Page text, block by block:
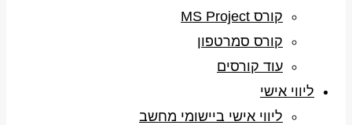
קורס MS Project
קורס סמרטפון
עוד קורסים
ליווי אישי
ליווי אישי ביישומי מחשב